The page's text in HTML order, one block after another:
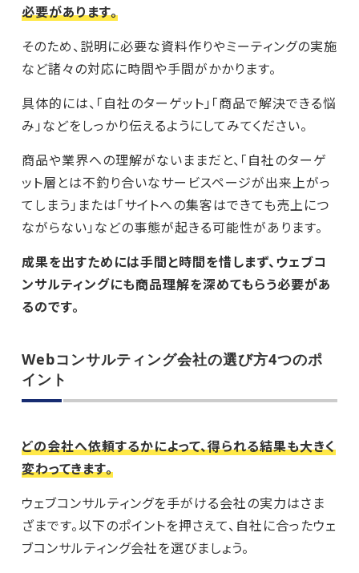
必要があります。
そのため、説明に必要な資料作りやミーティングの実施
など諸々の対応に時間や手間がかかります。
具体的には、「自社のターゲット」「商品で解決できる悩
み」などをしっかり伝えるようにしてみてください。
商品や業界への理解がないままだと、「自社のターゲ
ット層とは不釣り合いなサービスページが出来上がっ
てしまう」または「サイトへの集客はできても売上につ
ながらない」などの事態が起きる可能性があります。
成果を出すためには手間と時間を惜しまず、ウェブコ
ンサルティングにも商品理解を深めてもらう必要があ
るのです。
Webコンサルティング会社の選び方4つのポ
イント
どの会社へ依頼するかによって、得られる結果も大きく
変わってきます。
ウェブコンサルティングを手がける会社の実力はさま
ざまです。以下のポイントを押さえて、自社に合ったウェ
ブコンサルティング会社を選びましょう。